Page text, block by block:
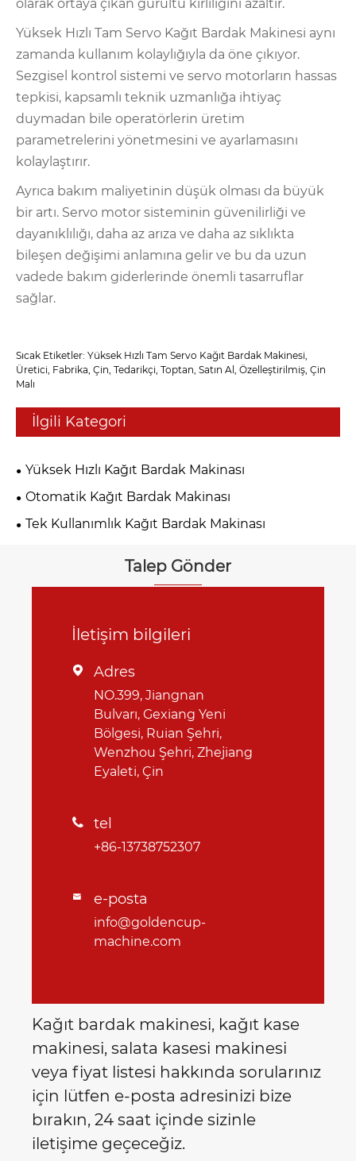
olarak ortaya çıkan gürültü kirliliğini azaltır.
Yüksek Hızlı Tam Servo Kağıt Bardak Makinesi aynı
zamanda kullanım kolaylığıyla da öne çıkıyor.
Sezgisel kontrol sistemi ve servo motorların hassas
tepkisi, kapsamlı teknik uzmanlığa ihtiyaç
duymadan bile operatörlerin üretim
parametrelerini yönetmesini ve ayarlamasını
kolaylaştırır.
Ayrıca bakım maliyetinin düşük olması da büyük
bir artı. Servo motor sisteminin güvenilirliği ve
dayanıklılığı, daha az arıza ve daha az sıklıkta
bileşen değişimi anlamına gelir ve bu da uzun
vadede bakım giderlerinde önemli tasarruflar
sağlar.
Sıcak Etiketler: Yüksek Hızlı Tam Servo Kağıt Bardak Makinesi,
Üretici, Fabrika, Çin, Tedarikçi, Toptan, Satın Al, Özelleştirilmiş, Çin
Malı
İlgili Kategori
Yüksek Hızlı Kağıt Bardak Makinası
Otomatik Kağıt Bardak Makinası
Tek Kullanımlık Kağıt Bardak Makinası
Talep Gönder
İletişim bilgileri
 Adres
NO.399, Jiangnan
Bulvarı, Gexiang Yeni
Bölgesi, Ruian Şehri,
Wenzhou Şehri, Zhejiang
Eyaleti, Çin
 tel
+86-13738752307
 e-posta
info@goldencup-
machine.com
Kağıt bardak makinesi, kağıt kase
makinesi, salata kasesi makinesi
veya fiyat listesi hakkında sorularınız
için lütfen e-posta adresinizi bize
bırakın, 24 saat içinde sizinle
iletişime geçeceğiz.